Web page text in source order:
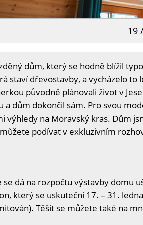
19
dům, který se hodně blížil
staví dřevostavby, a vycházelo to
původně plánovali život v
a dům dokončil sám. Pro svou
výhledy na Moravský kras. Dům
podívat v exkluzivním
se dá na rozpočtu výstavby domu
který se uskuteční 17. – 31.
Těšit se můžete také na